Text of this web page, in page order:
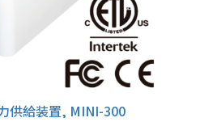
供給装置, MINI-300